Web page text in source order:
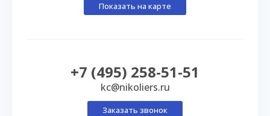
Показать на карте
+7 (495) 258-51-51
kc@nikoliers.ru
Заказать звонок